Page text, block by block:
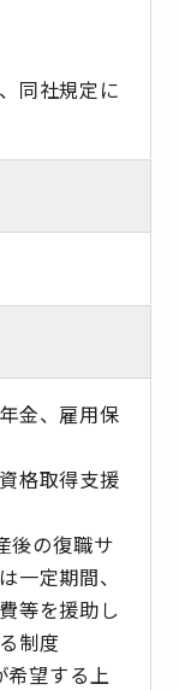
同社規定に
金、雇用保
格取得支援
の復職サ
一定期間、
等を援助し
制度
望する上